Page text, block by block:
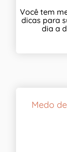
Você tem
dicas para
dia a
Medo